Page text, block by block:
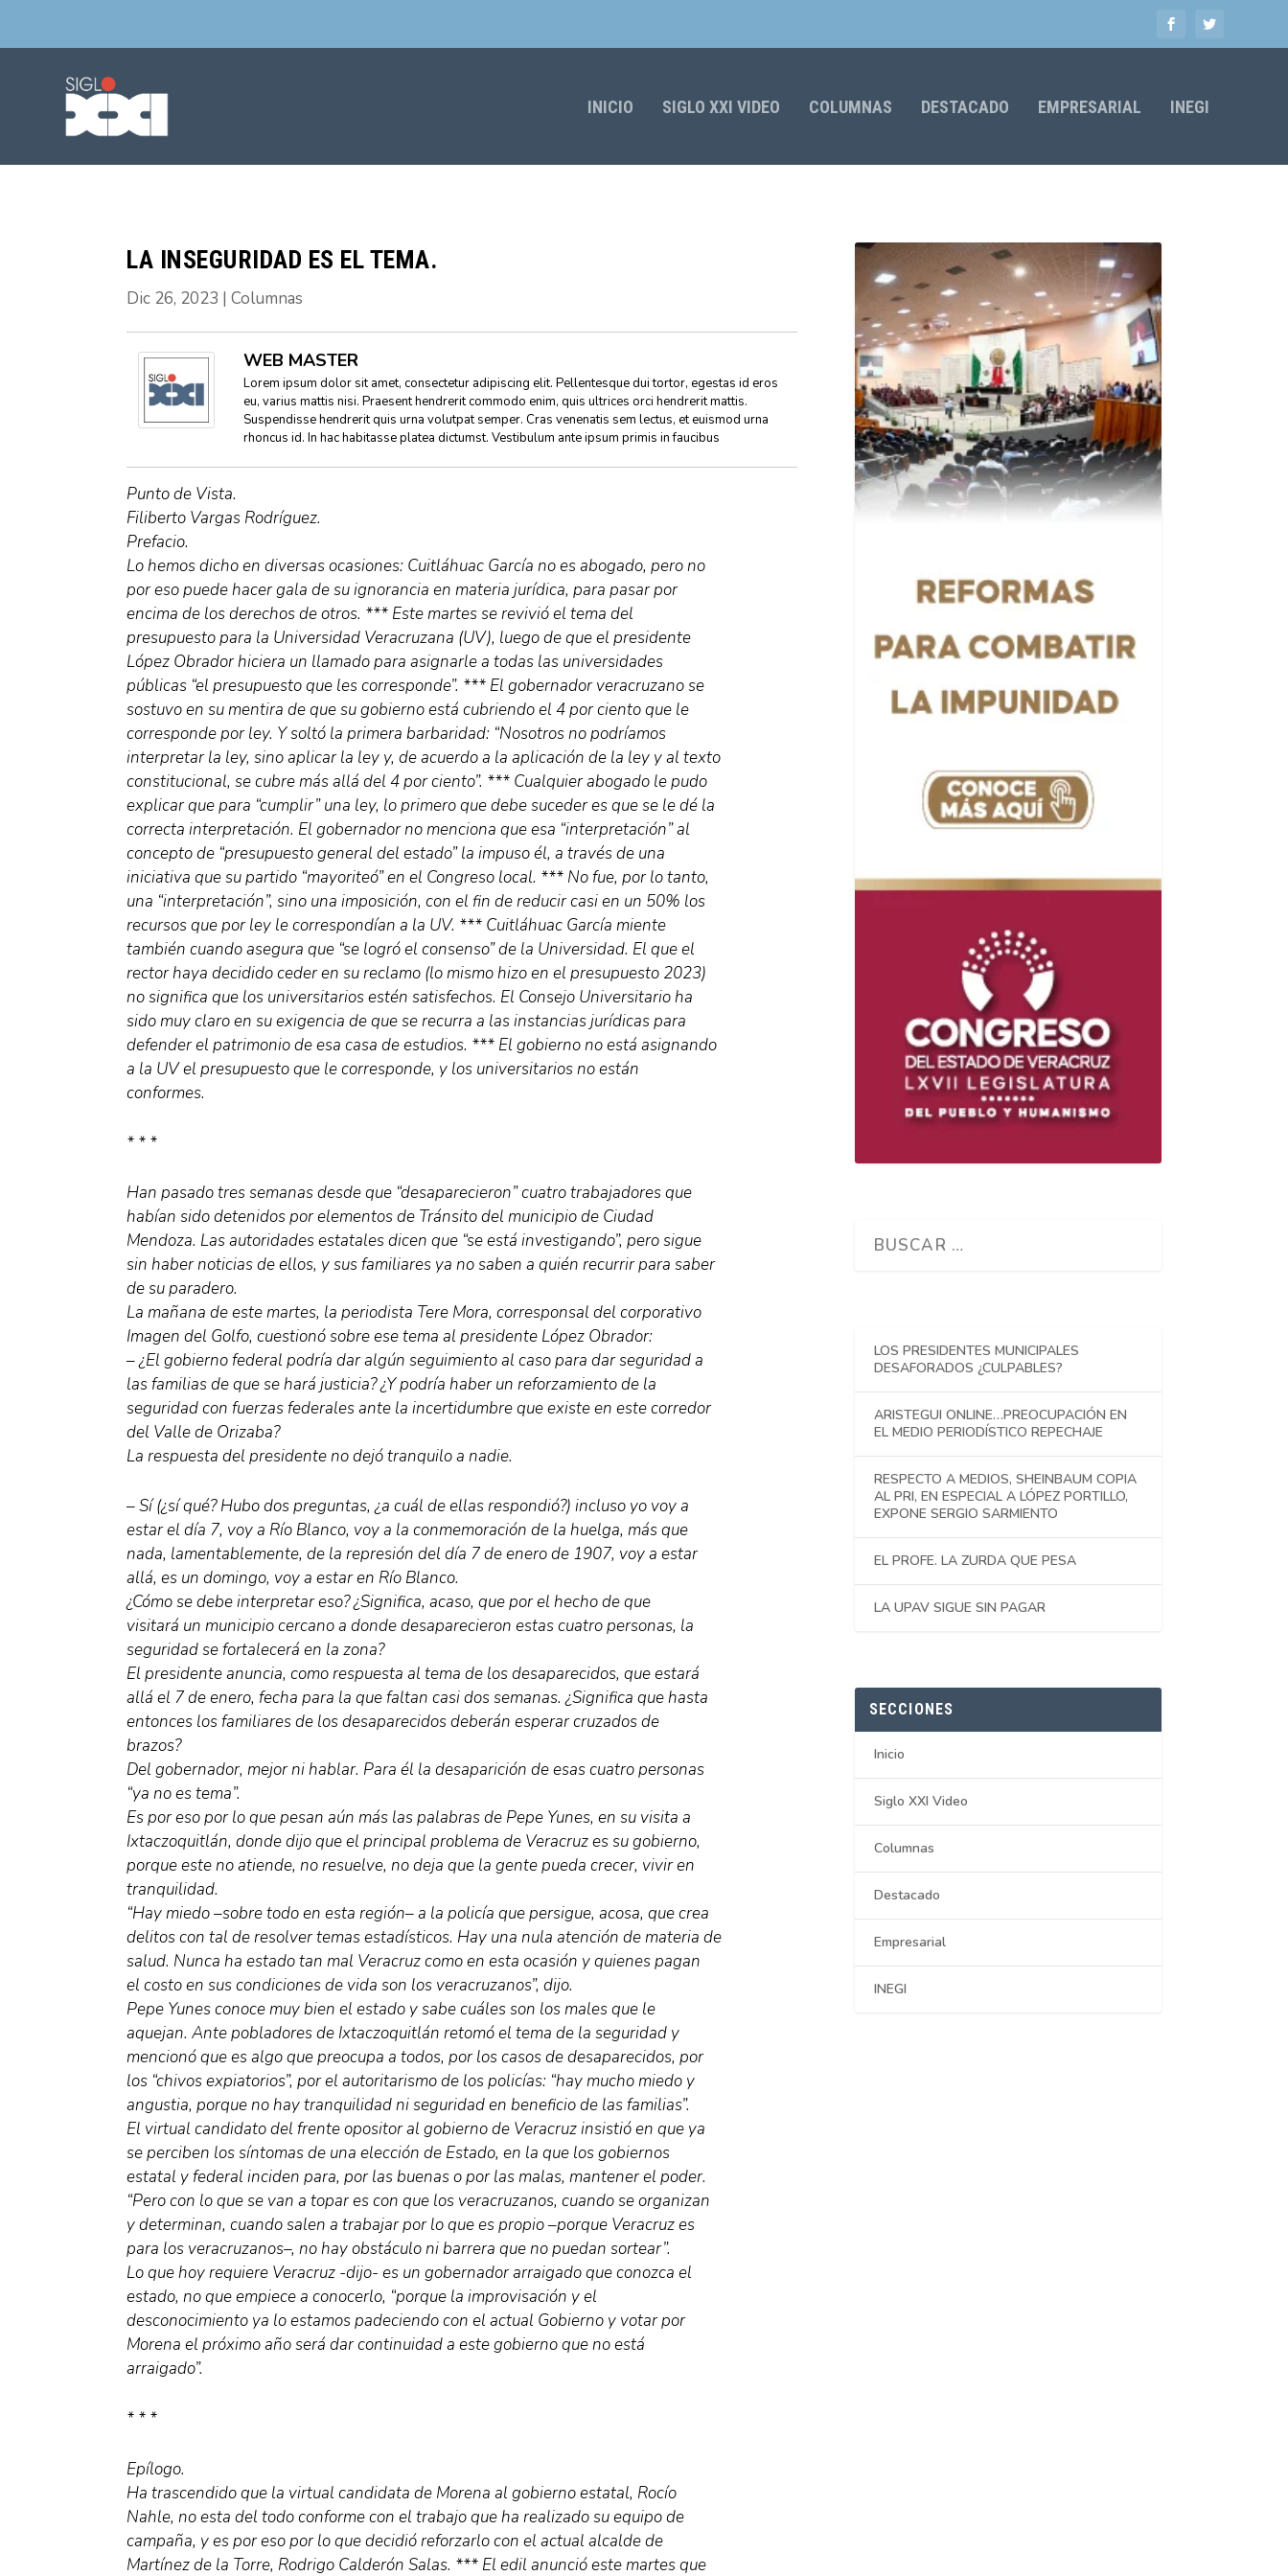
INICIO SIGLO XXI VIDEO COLUMNAS DESTACADO EMPRESARIAL INEGI
LA INSEGURIDAD ES EL TEMA.
Dic 26, 2023 | Columnas
WEB MASTER
Lorem ipsum dolor sit amet, consectetur adipiscing elit. Pellentesque dui tortor, egestas id eros
eu, varius mattis nisi. Praesent hendrerit commodo enim, quis ultrices orci hendrerit mattis.
Suspendisse hendrerit quis urna volutpat semper. Cras venenatis sem lectus, et euismod urna
rhoncus id. In hac habitasse platea dictumst. Vestibulum ante ipsum primis in faucibus
Punto de Vista.
Filiberto Vargas Rodríguez.
Prefacio.
Lo hemos dicho en diversas ocasiones: Cuitláhuac García no es abogado, pero no
por eso puede hacer gala de su ignorancia en materia jurídica, para pasar por
encima de los derechos de otros. *** Este martes se revivió el tema del
presupuesto para la Universidad Veracruzana (UV), luego de que el presidente
López Obrador hiciera un llamado para asignarle a todas las universidades
públicas “el presupuesto que les corresponde”. *** El gobernador veracruzano se
sostuvo en su mentira de que su gobierno está cubriendo el 4 por ciento que le
corresponde por ley. Y soltó la primera barbaridad: “Nosotros no podríamos
interpretar la ley, sino aplicar la ley y, de acuerdo a la aplicación de la ley y al texto
constitucional, se cubre más allá del 4 por ciento”. *** Cualquier abogado le pudo
explicar que para “cumplir” una ley, lo primero que debe suceder es que se le dé la
correcta interpretación. El gobernador no menciona que esa “interpretación” al
concepto de “presupuesto general del estado” la impuso él, a través de una
iniciativa que su partido “mayoriteó” en el Congreso local. *** No fue, por lo tanto,
una “interpretación”, sino una imposición, con el fin de reducir casi en un 50% los
recursos que por ley le correspondían a la UV. *** Cuitláhuac García miente
también cuando asegura que “se logró el consenso” de la Universidad. El que el
rector haya decidido ceder en su reclamo (lo mismo hizo en el presupuesto 2023)
no significa que los universitarios estén satisfechos. El Consejo Universitario ha
sido muy claro en su exigencia de que se recurra a las instancias jurídicas para
defender el patrimonio de esa casa de estudios. *** El gobierno no está asignando
a la UV el presupuesto que le corresponde, y los universitarios no están
conformes.
* * *
Han pasado tres semanas desde que “desaparecieron” cuatro trabajadores que
habían sido detenidos por elementos de Tránsito del municipio de Ciudad
Mendoza. Las autoridades estatales dicen que “se está investigando”, pero sigue
sin haber noticias de ellos, y sus familiares ya no saben a quién recurrir para saber
de su paradero.
La mañana de este martes, la periodista Tere Mora, corresponsal del corporativo
Imagen del Golfo, cuestionó sobre ese tema al presidente López Obrador:
– ¿El gobierno federal podría dar algún seguimiento al caso para dar seguridad a
las familias de que se hará justicia? ¿Y podría haber un reforzamiento de la
seguridad con fuerzas federales ante la incertidumbre que existe en este corredor
del Valle de Orizaba?
La respuesta del presidente no dejó tranquilo a nadie.
– Sí (¿sí qué? Hubo dos preguntas, ¿a cuál de ellas respondió?) incluso yo voy a
estar el día 7, voy a Río Blanco, voy a la conmemoración de la huelga, más que
nada, lamentablemente, de la represión del día 7 de enero de 1907, voy a estar
allá, es un domingo, voy a estar en Río Blanco.
¿Cómo se debe interpretar eso? ¿Significa, acaso, que por el hecho de que
visitará un municipio cercano a donde desaparecieron estas cuatro personas, la
seguridad se fortalecerá en la zona?
El presidente anuncia, como respuesta al tema de los desaparecidos, que estará
allá el 7 de enero, fecha para la que faltan casi dos semanas. ¿Significa que hasta
entonces los familiares de los desaparecidos deberán esperar cruzados de
brazos?
Del gobernador, mejor ni hablar. Para él la desaparición de esas cuatro personas
“ya no es tema”.
Es por eso por lo que pesan aún más las palabras de Pepe Yunes, en su visita a
Ixtaczoquitlán, donde dijo que el principal problema de Veracruz es su gobierno,
porque este no atiende, no resuelve, no deja que la gente pueda crecer, vivir en
tranquilidad.
“Hay miedo –sobre todo en esta región– a la policía que persigue, acosa, que crea
delitos con tal de resolver temas estadísticos. Hay una nula atención de materia de
salud. Nunca ha estado tan mal Veracruz como en esta ocasión y quienes pagan
el costo en sus condiciones de vida son los veracruzanos”, dijo.
Pepe Yunes conoce muy bien el estado y sabe cuáles son los males que le
aquejan. Ante pobladores de Ixtaczoquitlán retomó el tema de la seguridad y
mencionó que es algo que preocupa a todos, por los casos de desaparecidos, por
los “chivos expiatorios”, por el autoritarismo de los policías: “hay mucho miedo y
angustia, porque no hay tranquilidad ni seguridad en beneficio de las familias”.
El virtual candidato del frente opositor al gobierno de Veracruz insistió en que ya
se perciben los síntomas de una elección de Estado, en la que los gobiernos
estatal y federal inciden para, por las buenas o por las malas, mantener el poder.
“Pero con lo que se van a topar es con que los veracruzanos, cuando se organizan
y determinan, cuando salen a trabajar por lo que es propio –porque Veracruz es
para los veracruzanos–, no hay obstáculo ni barrera que no puedan sortear”.
Lo que hoy requiere Veracruz -dijo- es un gobernador arraigado que conozca el
estado, no que empiece a conocerlo, “porque la improvisación y el
desconocimiento ya lo estamos padeciendo con el actual Gobierno y votar por
Morena el próximo año será dar continuidad a este gobierno que no está
arraigado”.
* * *
Epílogo.
Ha trascendido que la virtual candidata de Morena al gobierno estatal, Rocío
Nahle, no esta del todo conforme con el trabajo que ha realizado su equipo de
campaña, y es por eso por lo que decidió reforzarlo con el actual alcalde de
Martínez de la Torre, Rodrigo Calderón Salas. *** El edil anunció este martes que
LOS PRESIDENTES MUNICIPALES
DESAFORADOS ¿CULPABLES?
ARISTEGUI ONLINE…PREOCUPACIÓN EN
EL MEDIO PERIODÍSTICO REPECHAJE
RESPECTO A MEDIOS, SHEINBAUM COPIA
AL PRI, EN ESPECIAL A LÓPEZ PORTILLO,
EXPONE SERGIO SARMIENTO
EL PROFE. LA ZURDA QUE PESA
LA UPAV SIGUE SIN PAGAR
SECCIONES
Inicio
Siglo XXI Video
Columnas
Destacado
Empresarial
INEGI